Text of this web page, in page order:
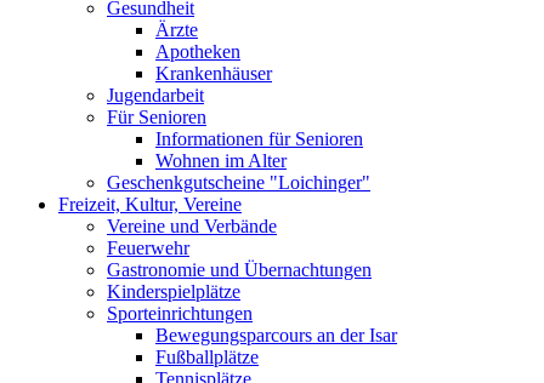
Gesundheit
Ärzte
Apotheken
Krankenhäuser
Jugendarbeit
Für Senioren
Informationen für Senioren
Wohnen im Alter
Geschenkgutscheine "Loichinger"
Freizeit, Kultur, Vereine
Vereine und Verbände
Feuerwehr
Gastronomie und Übernachtungen
Kinderspielplätze
Sporteinrichtungen
Bewegungsparcours an der Isar
Fußballplätze
Tennisplätze